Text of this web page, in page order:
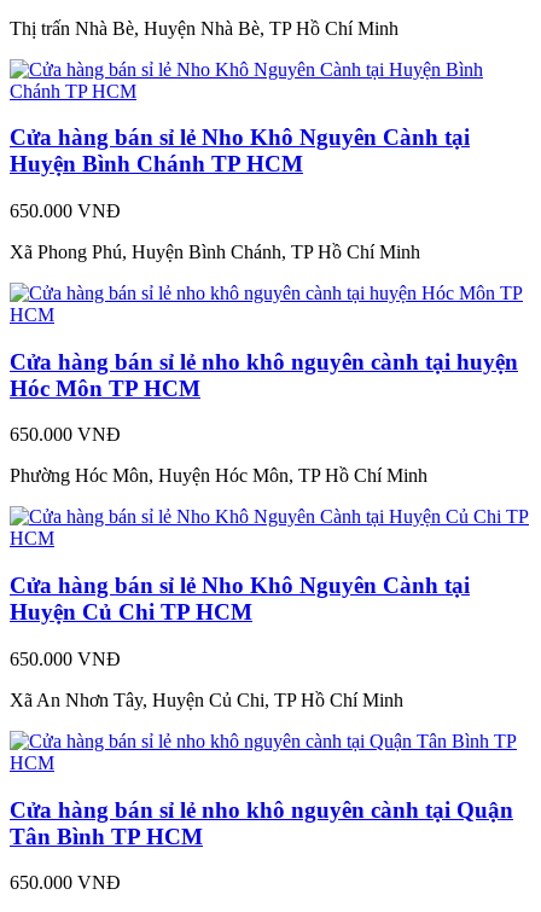
Thị trấn Nhà Bè, Huyện Nhà Bè, TP Hồ Chí Minh
Cửa hàng bán sỉ lẻ Nho Khô Nguyên Cành tại
Huyện Bình Chánh TP HCM
650.000 VNĐ
Xã Phong Phú, Huyện Bình Chánh, TP Hồ Chí Minh
Cửa hàng bán sỉ lẻ nho khô nguyên cành tại huyện
Hóc Môn TP HCM
650.000 VNĐ
Phường Hóc Môn, Huyện Hóc Môn, TP Hồ Chí Minh
Cửa hàng bán sỉ lẻ Nho Khô Nguyên Cành tại
Huyện Củ Chi TP HCM
650.000 VNĐ
Xã An Nhơn Tây, Huyện Củ Chi, TP Hồ Chí Minh
Cửa hàng bán sỉ lẻ nho khô nguyên cành tại Quận
Tân Bình TP HCM
650.000 VNĐ